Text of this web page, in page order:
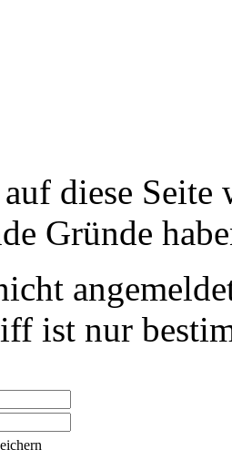
diese Seite
Gründe
ist nur